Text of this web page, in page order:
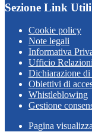
Sezione Link Utili
Cookie policy
Note legali
Informativa
Ufficio
Dichiarazione di
Obiettivi di
Whistleblowing
Gestione
Pagina